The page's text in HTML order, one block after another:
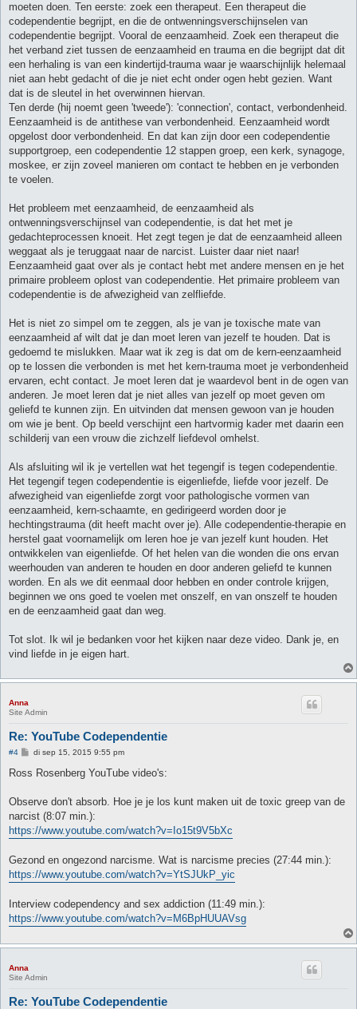
moeten doen. Ten eerste: zoek een therapeut. Een therapeut die
codependentie begrijpt, en die de ontwenningsverschijnselen van
codependentie begrijpt. Vooral de eenzaamheid. Zoek een therapeut die
het verband ziet tussen de eenzaamheid en trauma en die begrijpt dat dit
een herhaling is van een kindertijd-trauma waar je waarschijnlijk helemaal
niet aan hebt gedacht of die je niet echt onder ogen hebt gezien. Want
dat is de sleutel in het overwinnen hiervan.
Ten derde (hij noemt geen 'tweede'): 'connection', contact, verbondenheid.
Eenzaamheid is de antithese van verbondenheid. Eenzaamheid wordt
opgelost door verbondenheid. En dat kan zijn door een codependentie
supportgroep, een codependentie 12 stappen groep, een kerk, synagoge,
moskee, er zijn zoveel manieren om contact te hebben en je verbonden
te voelen.
Het probleem met eenzaamheid, de eenzaamheid als
ontwenningsverschijnsel van codependentie, is dat het met je
gedachteprocessen knoeit. Het zegt tegen je dat de eenzaamheid alleen
weggaat als je teruggaat naar de narcist. Luister daar niet naar!
Eenzaamheid gaat over als je contact hebt met andere mensen en je het
primaire probleem oplost van codependentie. Het primaire probleem van
codependentie is de afwezigheid van zelfliefde.
Het is niet zo simpel om te zeggen, als je van je toxische mate van
eenzaamheid af wilt dat je dan moet leren van jezelf te houden. Dat is
gedoemd te mislukken. Maar wat ik zeg is dat om de kern-eenzaamheid
op te lossen die verbonden is met het kern-trauma moet je verbondenheid
ervaren, echt contact. Je moet leren dat je waardevol bent in de ogen van
anderen. Je moet leren dat je niet alles van jezelf op moet geven om
geliefd te kunnen zijn. En uitvinden dat mensen gewoon van je houden
om wie je bent. Op beeld verschijnt een hartvormig kader met daarin een
schilderij van een vrouw die zichzelf liefdevol omhelst.
Als afsluiting wil ik je vertellen wat het tegengif is tegen codependentie.
Het tegengif tegen codependentie is eigenliefde, liefde voor jezelf. De
afwezigheid van eigenliefde zorgt voor pathologische vormen van
eenzaamheid, kern-schaamte, en gedirigeerd worden door je
hechtingstrauma (dit heeft macht over je). Alle codependentie-therapie en
herstel gaat voornamelijk om leren hoe je van jezelf kunt houden. Het
ontwikkelen van eigenliefde. Of het helen van die wonden die ons ervan
weerhouden van anderen te houden en door anderen geliefd te kunnen
worden. En als we dit eenmaal door hebben en onder controle krijgen,
beginnen we ons goed te voelen met onszelf, en van onszelf te houden
en de eenzaamheid gaat dan weg.
Tot slot. Ik wil je bedanken voor het kijken naar deze video. Dank je, en
vind liefde in je eigen hart.
Anna
Site Admin
Re: YouTube Codependentie
#4
B
r
h
di sep 15, 2015 9:55 pm
Ross Rosenberg YouTube video's:
Observe don't absorb. Hoe je je los kunt maken uit de toxic greep van de
narcist (8:07 min.):
https://www.youtube.com/watch?v=Io15t9V5bXc
Gezond en ongezond narcisme. Wat is narcisme precies (27:44 min.):
https://www.youtube.com/watch?v=YtSJUkP_yic
Interview codependency and sex addiction (11:49 min.):
https://www.youtube.com/watch?v=M6BpHUUAVsg
Anna
Site Admin
Re: YouTube Codependentie